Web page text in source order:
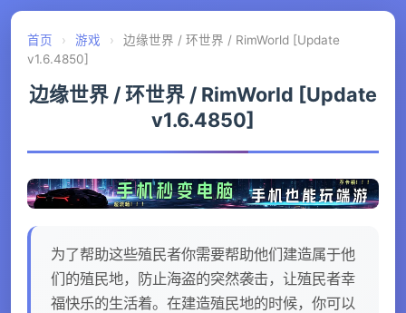
首页 › 游戏 ›
边缘世界 / 环世界 / RimWorld [Update
v1.6.4850]
边缘世界 / 环世界 / RimWorld [Update
v1.6.4850]
为了帮助这些殖民者你需要帮助他们建造属于他
们的殖民地，防止海盗的突然袭击，让殖民者幸
福快乐的生活着。在建造殖民地的时候，你可以